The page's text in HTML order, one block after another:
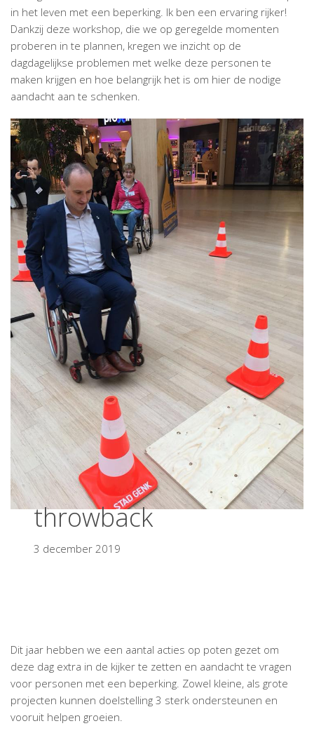
in het leven met een beperking. Ik ben een ervaring rijker!
Dankzij deze workshop, die we op geregelde momenten
proberen in te plannen, kregen we inzicht op de
dagdagelijkse problemen met welke deze personen te
maken krijgen en hoe belangrijk het is om hier de nodige
aandacht aan te schenken.
throwback
3 december 2019
Dit jaar hebben we een aantal acties op poten gezet om
deze dag extra in de kijker te zetten en aandacht te vragen
voor personen met een beperking. Zowel kleine, als grote
projecten kunnen doelstelling 3 sterk ondersteunen en
vooruit helpen groeien.